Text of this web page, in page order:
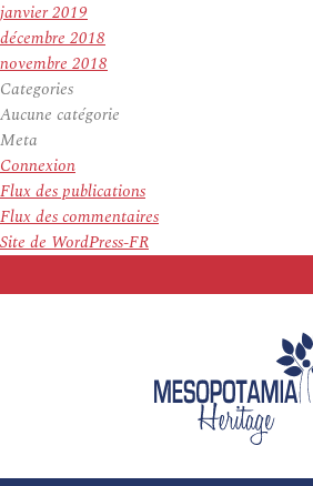
janvier 2019
décembre 2018
novembre 2018
Categories
Aucune catégorie
Meta
Connexion
Flux des publications
Flux des commentaires
Site de WordPress-FR